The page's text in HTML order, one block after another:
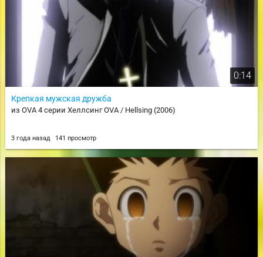
0:14
Крепкая мужская дружба
из OVA 4 серии Хеллсинг OVA / Hellsing (2006)
3 года назад 141 просмотр